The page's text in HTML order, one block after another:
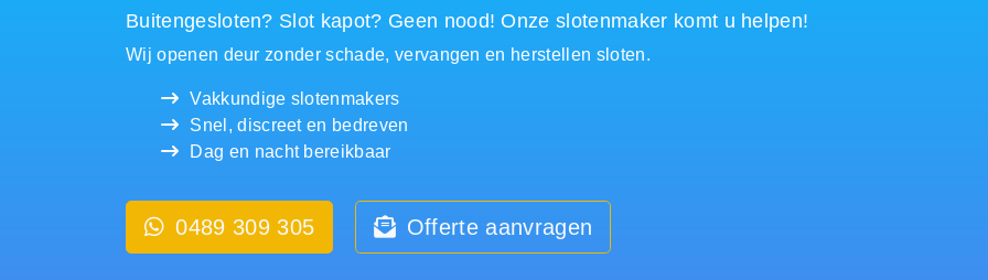
Buitengesloten? Slot kapot? Geen nood! Onze slotenmaker komt u helpen!
Wij openen deur zonder schade, vervangen en herstellen sloten.
Vakkundige slotenmakers
Snel, discreet en bedreven
Dag en nacht bereikbaar
0489 309 305 Offerte aanvragen